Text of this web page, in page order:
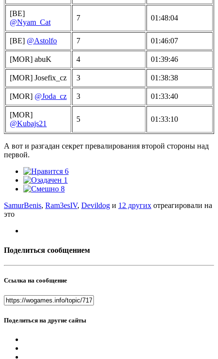
[BE]
@Nyam_Cat
7 01:48:04
[BE] @Astolfo 7 01:46:07
[MOR] abuK 4 01:39:46
[MOR] Josefix_cz 3 01:38:38
[MOR] @Joda_cz 3 01:33:40
[MOR]
@Kubajs21
5 01:33:10
А вот и разгадан секрет превалирования второй стороны над
первой.
6
1
8
SamurBenis, Ram3esIV, Devildog и 12 других отреагировали на
это
Поделиться сообщением
Ссылка на сообщение
Поделиться на другие сайты